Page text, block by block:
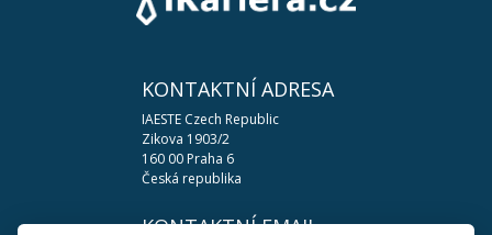
KONTAKTNÍ ADRESA
IAESTE Czech Republic
Zikova 1903/2
160 00 Praha 6
Česká republika
KONTAKTNÍ EMAIL